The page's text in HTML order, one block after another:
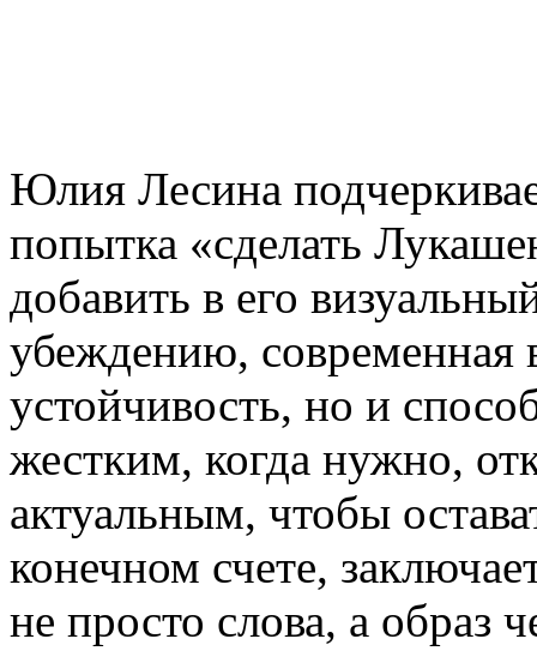
Юлия Лесина
попытка «сделать
добавить в его
убеждению, современная
устойчивость, но и
жестким, когда нужно,
актуальным, чтобы
конечном счете,
не просто слова, а образ